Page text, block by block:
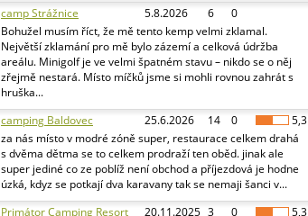
camp Strážnice
5.8.2026 6
0
Bohužel musím říct, že mě tento kemp velmi zklamal.
Největší zklamání pro mě bylo zázemí a celková údržba
areálu. Minigolf je ve velmi špatném stavu – nikdo se o něj
zřejmě nestará. Místo míčků jsme si mohli rovnou zahrát s
hruška...
camping Baldovec
25.6.2026 14 0
5,3
za nás místo v modré zóně super, restaurace celkem drahá
s dvěma dětma se to celkem prodraží ten oběd. jinak ale
super jediné co ze poblíž není obchod a příjezdová je hodne
úzká, kdyz se potkají dva karavany tak se nemaji šanci v...
Primátor Camping Resort
20.11.2025 3 0 5,3